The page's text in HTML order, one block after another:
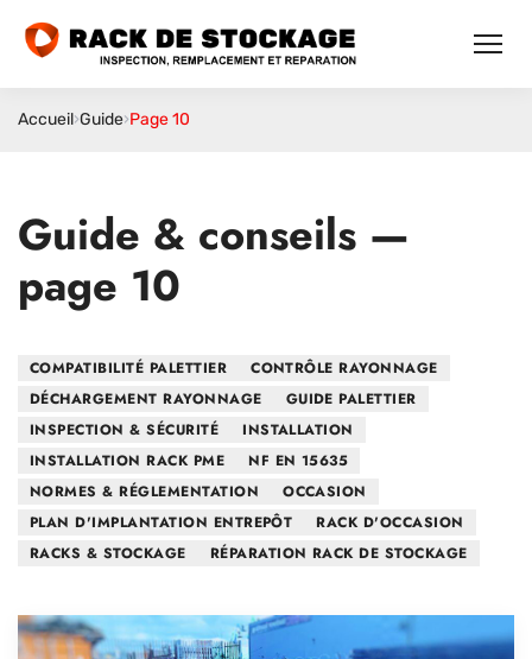
Accueil›Guide›Page 10
Guide & conseils —
page 10
COMPATIBILITÉ PALETTIER
CONTRÔLE RAYONNAGE
DÉCHARGEMENT RAYONNAGE
GUIDE PALETTIER
INSPECTION & SÉCURITÉ
INSTALLATION
INSTALLATION RACK PME
NF EN 15635
NORMES & RÉGLEMENTATION
OCCASION
PLAN D'IMPLANTATION ENTREPÔT
RACK D'OCCASION
RACKS & STOCKAGE
RÉPARATION RACK DE STOCKAGE